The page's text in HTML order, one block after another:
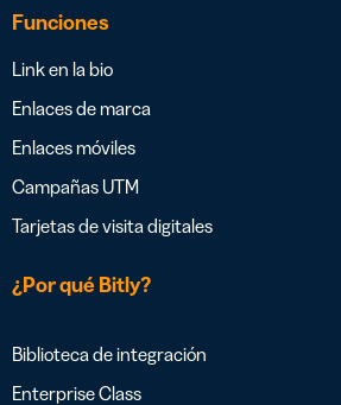
Funciones
Link en la bio
Enlaces de marca
Enlaces móviles
Campañas UTM
Tarjetas de visita digitales
¿Por qué Bitly?
Biblioteca de integración
Enterprise Class